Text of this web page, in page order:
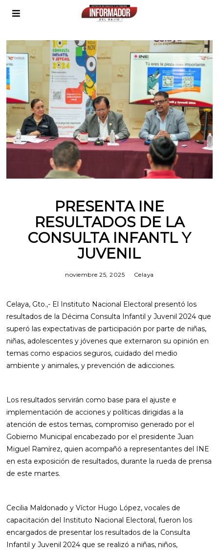
PRESENTA INE
RESULTADOS DE LA
CONSULTA INFANTL Y
JUVENIL
noviembre 25, 2025 m
o
1
,
0
2
Celaya
Celaya, Gto.,- El Instituto Nacional Electoral presentó los
resultados de la Décima Consulta Infantil y Juvenil 2024 que
superó las expectativas de participación por parte de niñas,
niñas, adolescentes y jóvenes que externaron su opinión en
temas como espacios seguros, cuidado del medio
ambiente y animales, y prevención de adicciones.
Los resultados servirán como base para el ajuste e
implementación de acciones y políticas dirigidas a la
atención de estos temas, compromiso generado por el
Gobierno Municipal encabezado por el presidente Juan
Miguel Ramírez, quien acompañó a representantes del INE
en esta exposición de resultados, durante la rueda de prensa
de este martes.
Cecilia Maldonado y Víctor Hugo López, vocales de
capacitación del Instituto Nacional Electoral, fueron los
encargados de presentar los resultados de la Consulta
Infantil y Juvenil 2024 que se realizó a niñas, niños,